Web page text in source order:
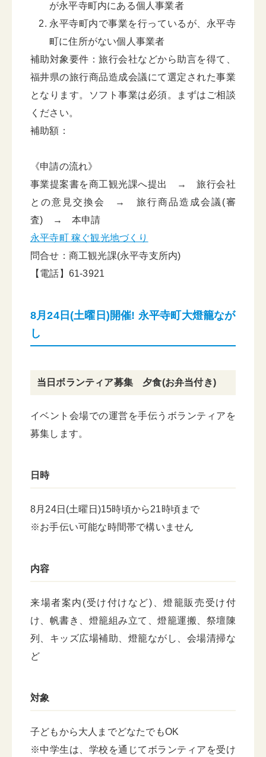
が永平寺町内にある個人事業者
永平寺町内で事業を行っているが、永平寺
町に住所がない個人事業者
補助対象要件：旅行会社などから助言を得て、
福井県の旅行商品造成会議にて選定された事業
となります。ソフト事業は必須。まずはご相談
ください。
補助額：
《申請の流れ》
事業提案書を商工観光課へ提出 → 旅行会社
との意見交換会 → 旅行商品造成会議(審
査) → 本申請
永平寺町 稼ぐ観光地づくり
問合せ：商工観光課(永平寺支所内)
【電話】61-3921
8月24日(土曜日)開催! 永平寺町大燈籠なが
し
当日ボランティア募集 夕食(お弁当付き)
イベント会場での運営を手伝うボランティアを
募集します。
日時
8月24日(土曜日)15時頃から21時頃まで
※お手伝い可能な時間帯で構いません
内容
来場者案内(受け付けなど)、燈籠販売受け付
け、帆書き、燈籠組み立て、燈籠運搬、祭壇陳
列、キッズ広場補助、燈籠ながし、会場清掃な
ど
対象
子どもから大人までどなたでもOK
※中学生は、学校を通じてボランティアを受け